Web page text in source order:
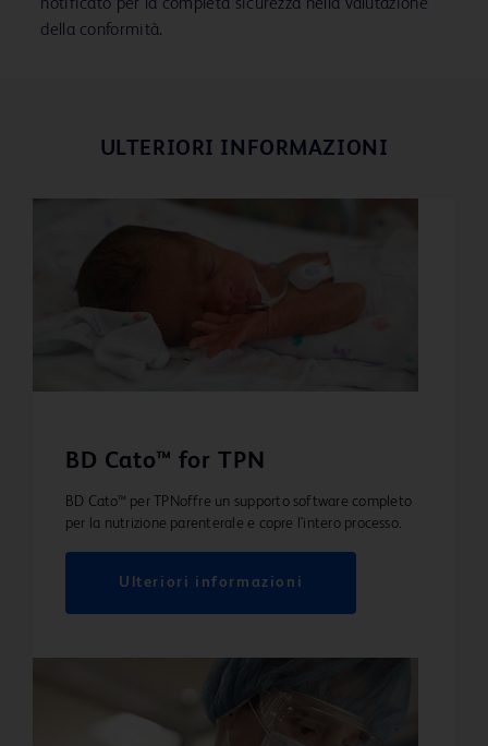
notificato per la completa sicurezza nella valutazione
della conformità.
ULTERIORI INFORMAZIONI
BD Cato™ for TPN
BD Cato™ per TPNoffre un supporto software completo
per la nutrizione parenterale e copre l'intero processo.
Ulteriori informazioni